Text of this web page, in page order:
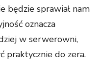
będzie sprawiał nam
oznacza
w serwerowni,
praktycznie do zera.